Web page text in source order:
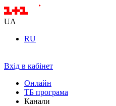
UA
RU
Вхід в кабінет
Онлайн
ТБ програма
Канали